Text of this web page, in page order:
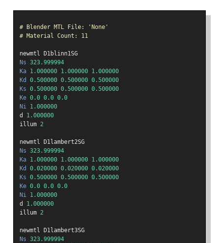
# Blender MTL File: 'None'
# Material Count: 11
newmtl D1blinn1SG
Ns 323.999994
Ka 1.000000 1.000000 1.000000
Kd
0.500000 0.500000 0.500000
Ks 0.500000 0.500000 0.500000
Ke 0.0 0.0 0.0
Ni 1.000000
d 1.000000
illum 2
newmtl D1lambert2SG
Ns 323.999994
Ka 1.000000 1.000000 1.000000
Kd
0.020000 0.020000 0.020000
Ks 0.500000 0.500000 0.500000
Ke 0.0 0.0 0.0
Ni 1.000000
d 1.000000
illum 2
newmtl D1lambert3SG
Ns 323.999994